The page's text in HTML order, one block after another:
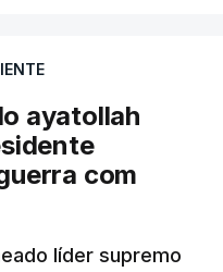
ayatollah
com
líder supremo